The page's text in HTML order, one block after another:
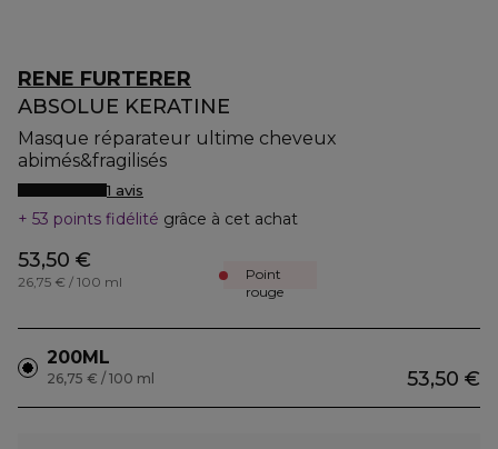
RENE FURTERER
ABSOLUE KERATINE
Masque réparateur ultime cheveux
abimés&fragilisés
1 avis
53 points fidélité grâce à cet achat
53,50 €
26,75 € / 100 ml
Point
rouge
200ML
53,50 €
26,75 € / 100 ml